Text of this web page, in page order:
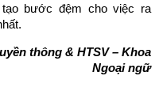
bước đệm cho việc ra
thông & HTSV – Khoa
Ngoại ngữ